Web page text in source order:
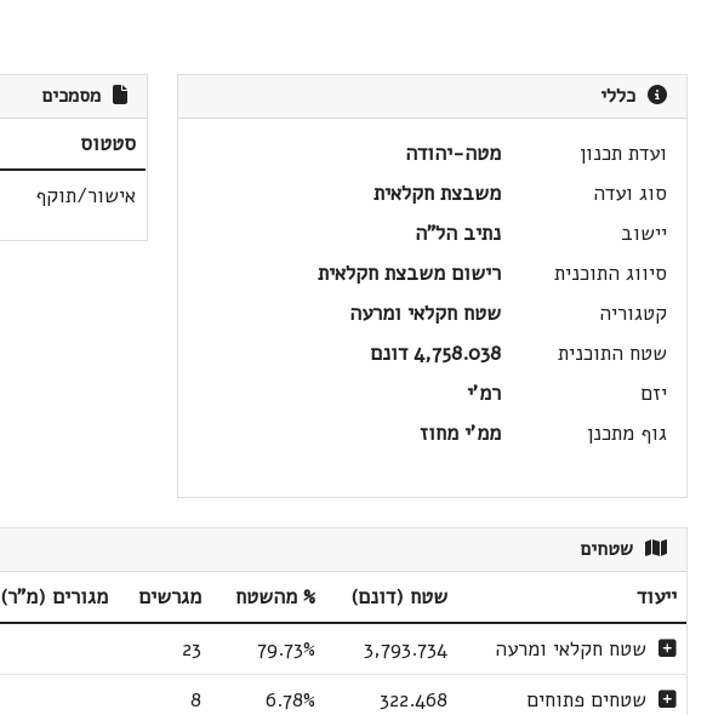
כללי
ועדת תכנון
מטה-יהודה
סוג ועדה
משבצת חקלאית
יישוב
נתיב הל"ה
סיווג התוכנית
רישום משבצת חקלאית
קטגוריה
שטח חקלאי ומרעה
שטח התוכנית
4,758.038 דונם
יזם
רמ'י
גוף מתכנן
ממ'י מחוז
מסמכים
סטטוס
אישור/תוקף
שטחים
ייעוד שטח (דונם) % מהשטח מגרשים מגורים (מ"ר)
שטח חקלאי ומרעה
3,793.734
79.73%
23
שטחים פתוחים
322.468
6.78%
8